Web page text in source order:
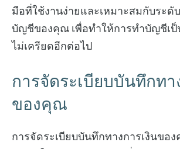
มือที่ใช้งานง่ายและเหมาะสมกับระดั
บัญชีของคุณ เพื่อทำให้การทำบัญชีเป็
ไม่เครียดอีกต่อไป
การจัดระเบียบบันทึกทา
ของคุณ
การจัดระเบียบบันทึกทางการเงินขอ